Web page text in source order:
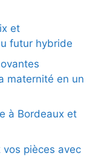
et
futur hybride
maternité en un
à Bordeaux et
pièces avec